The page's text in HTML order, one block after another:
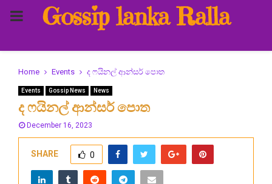
PRIMARY
MENU
Gossip lanka Ralla
Home Events ද ෆයිනල් ආන්සර් පොත
Events Gossip News News
ද ෆයිනල් ආන්සර් පොත
December 16, 2023
SHARE 0